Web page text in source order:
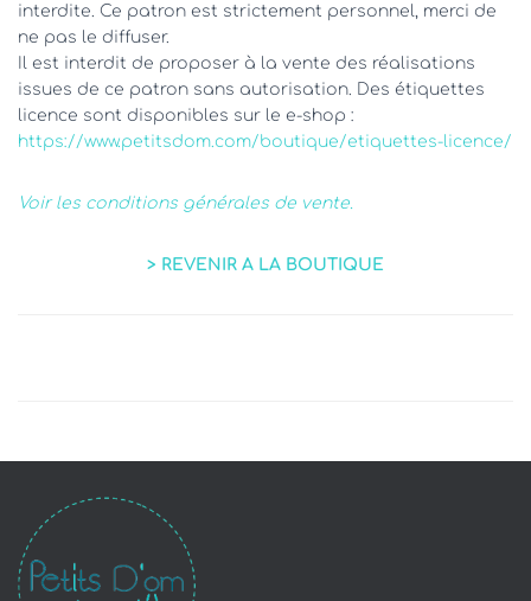
interdite. Ce patron est strictement personnel, merci de
ne pas le diffuser.
Il est interdit de proposer à la vente des réalisations
issues de ce patron sans autorisation. Des étiquettes
licence sont disponibles sur le e-shop :
https://www.petitsdom.com/boutique/etiquettes-licence/
Voir les conditions générales de vente.
> REVENIR A LA BOUTIQUE